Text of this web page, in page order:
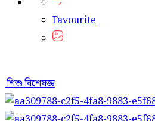
Favourite
শিশু বিশেষজ্ঞ